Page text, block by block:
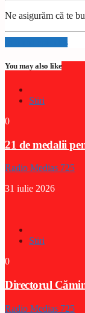
Ne asigurăm că te
Info and episodes
You may also like
Stiri
0
21 de medalii
Radio Medias 725
31 iulie 2026
Stiri
0
Directorul
Radio Medias 725